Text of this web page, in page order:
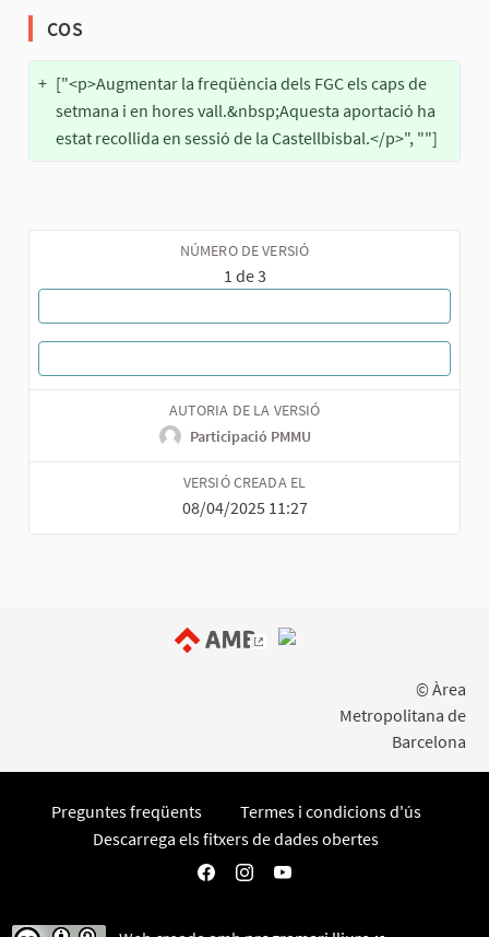
COS
+ ["<p>Augmentar la freqüència dels FGC els caps de
setmana i en hores vall.&nbsp;Aquesta aportació ha
estat recollida en sessió de la Castellbisbal.</p>", ""]
NÚMERO DE VERSIÓ
1 de 3
AUTORIA DE LA VERSIÓ
Participació PMMU
VERSIÓ CREADA EL
08/04/2025 11:27
© Àrea
Metropolitana de
Barcelona
Preguntes freqüents
Termes i condicions d'ús
Descarrega els fitxers de dades obertes
Participa AMB a Facebook
Participa AMB a Instagram
Participa AMB a YouTube